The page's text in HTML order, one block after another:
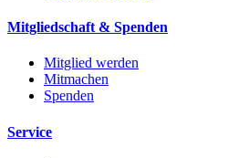
Mitgliedschaft & Spenden
Mitglied werden
Mitmachen
Spenden
Service